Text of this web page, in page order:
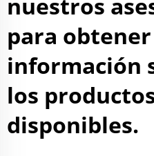
para
información
los
disponibles.